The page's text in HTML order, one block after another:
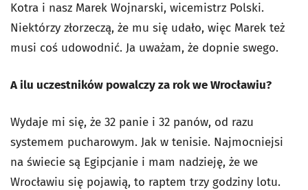
Kotra i nasz Marek Wojnarski, wicemistrz Polski.
Niektórzy złorzeczą, że mu się udało, więc Marek też
musi coś udowodnić. Ja uważam, że dopnie swego.
A ilu uczestników powalczy za rok we Wrocławiu?
Wydaje mi się, że 32 panie i 32 panów, od razu
systemem pucharowym. Jak w tenisie. Najmocniejsi
na świecie są Egipcjanie i mam nadzieję, że we
Wrocławiu się pojawią, to raptem trzy godziny lotu.